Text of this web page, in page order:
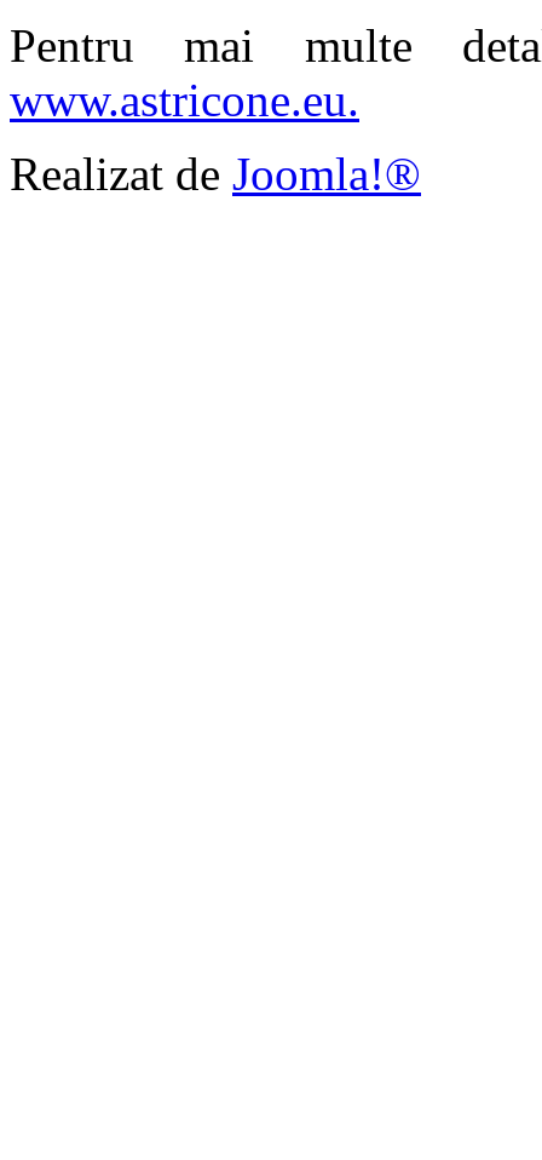
Pentru mai multe
www.astricone.eu.
Realizat de Joomla!®